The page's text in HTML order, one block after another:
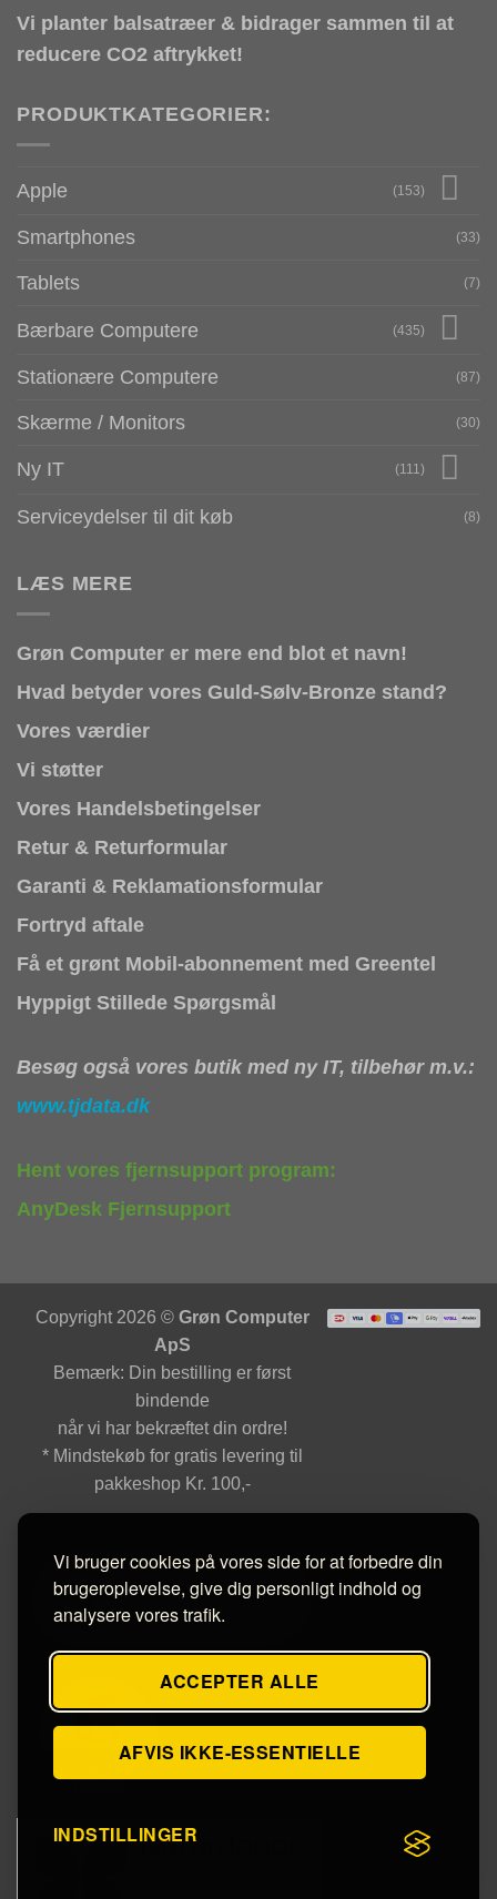
Vi bruger cookies på vores side for at forbedre din
brugeroplevelse, give dig personligt indhold og
analysere vores trafik.
ACCEPTER ALLE
AFVIS IKKE-ESSENTIELLE
INDSTILLINGER
Vi planter balsatræer & bidrager sammen til at
reducere CO2 aftrykket!
PRODUKTKATEGORIER:
Apple (153)
Smartphones (33)
Tablets (7)
Bærbare Computere (435)
Stationære Computere (87)
Skærme / Monitors (30)
Ny IT (111)
Serviceydelser til dit køb (8)
LÆS MERE
Grøn Computer er mere end blot et navn!
Hvad betyder vores Guld-Sølv-Bronze stand?
Vores værdier
Vi støtter
Vores Handelsbetingelser
Retur & Returformular
Garanti & Reklamationsformular
Fortryd aftale
Få et grønt Mobil-abonnement med Greentel
Hyppigt Stillede Spørgsmål
Besøg også vores butik med ny IT, tilbehør m.v.:
www.tjdata.dk
Hent vores fjernsupport program:
AnyDesk Fjernsupport
Copyright 2026 © Grøn Computer
ApS
Bemærk: Din bestilling er først
bindende
når vi har bekræftet din ordre!
* Mindstekøb for gratis levering til
pakkeshop Kr. 100,-